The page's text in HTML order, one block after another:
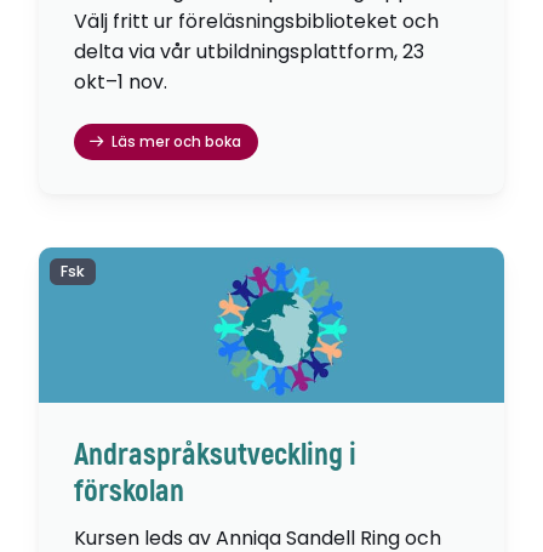
Välj fritt ur föreläsningsbiblioteket och
delta via vår utbildningsplattform, 23
okt–1 nov.
Läs mer och boka
Andraspråksutveckling i
förskolan
Kursen leds av Anniqa Sandell Ring och
Fsk